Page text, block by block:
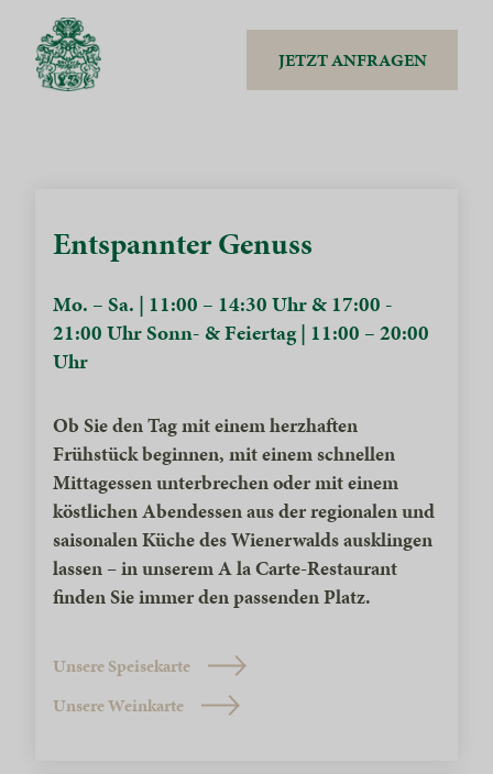
JETZT ANFRAGEN
Entspannter Genuss
Mo. – Sa. | 11:00 – 14:30 Uhr & 17:00 -
21:00 Uhr Sonn- & Feiertag | 11:00 – 20:00
Uhr
Ob Sie den Tag mit einem herzhaften
Frühstück beginnen, mit einem schnellen
Mittagessen unterbrechen oder mit einem
köstlichen Abendessen aus der regionalen und
saisonalen Küche des Wienerwalds ausklingen
lassen – in unserem A la Carte-Restaurant
finden Sie immer den passenden Platz.
Unsere Speisekarte
Unsere Weinkarte